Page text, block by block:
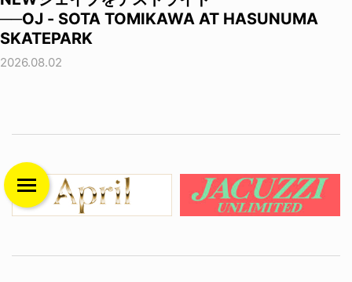
──OJ - SOTA TOMIKAWA AT HASUNUMA
SKATEPARK
2026.08.02